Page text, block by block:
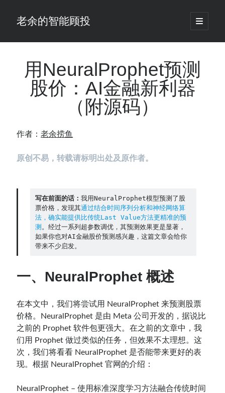
老余的智能顾投
open
primary
Sidebar
最新发表 ：
你的回测曲线越漂亮，我越替你担心：因为历史顺序，正在“倒着”给你
大多数突破交易倒在“收缩阶段”，而这个EA等的是“扩张确认”（附完整源
为什么说每年6月底是罗素2000最干净的套利窗口？
普通人的5个常见投资错误，可能让你多干12年才能退休
怎么把TradingView上的裸指标拆成可回测的交易规则：成交量差值背离
网站备案号：鄂ICP备2024064768号
用NeuralProphet预测
股价：AI金融新利器
（附源码）
作者：老余捞鱼
原创不易，转载请标明出处及原作者。
写在前面的话： 我用NeuralProphet模型预测了股
票价格，发现其通过结合时间序列分析和神经网络算
法，确实能提供比传统Last Value方法更精准的预
测 。经过一系列超参数调优，其预测效果更是显著，
如果你也对AI金融股价预测感兴趣，这篇文章会给你
带来不少启发。
一、NeuralProphet 概述
在本文中，我们将尝试用 NeuralProphet 来预测股票
价格。NeuralProphet 是由 Meta 公司开发的，据说比
之前的 Prophet 软件包更强大。在之前的文章中，我
们用 Prophet 做过类似的任务，但效果不太理想。这
次，我们将看看 NeuralProphet 是否能带来更好的表
现。根据 NeuralProphet 官网的介绍：
NeuralProphet – 使用标准深度学习方法融合传统时间